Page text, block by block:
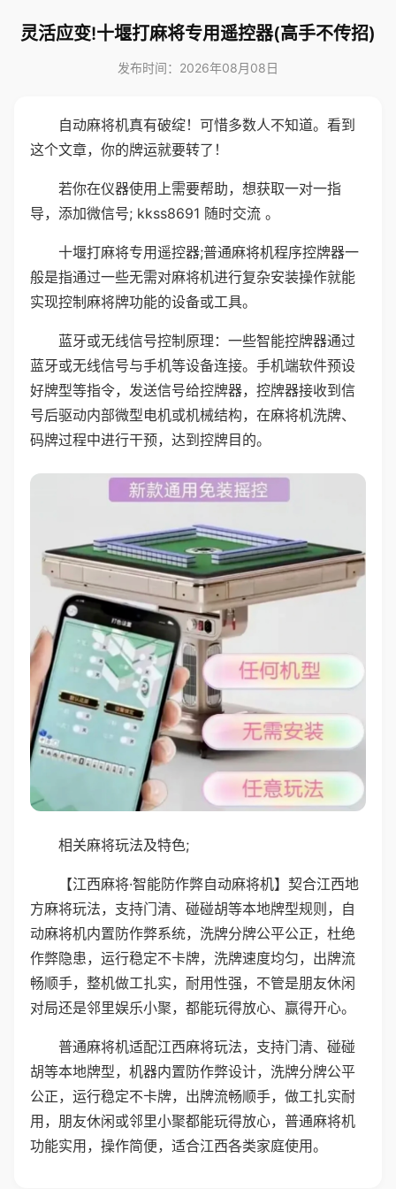
灵活应变!十堰打麻将专用遥控器(高手不传招)
发布时间：2026年08月08日
自动麻将机真有破绽！可惜多数人不知道。看到
这个文章，你的牌运就要转了！
若你在仪器使用上需要帮助，想获取一对一指
导，添加微信号; kkss8691 随时交流 。
十堰打麻将专用遥控器;普通麻将机程序控牌器一
般是指通过一些无需对麻将机进行复杂安装操作就能
实现控制麻将牌功能的设备或工具。
蓝牙或无线信号控制原理：一些智能控牌器通过
蓝牙或无线信号与手机等设备连接。手机端软件预设
好牌型等指令，发送信号给控牌器，控牌器接收到信
号后驱动内部微型电机或机械结构，在麻将机洗牌、
码牌过程中进行干预，达到控牌目的。
相关麻将玩法及特色;
【江西麻将·智能防作弊自动麻将机】契合江西地
方麻将玩法，支持门清、碰碰胡等本地牌型规则，自
动麻将机内置防作弊系统，洗牌分牌公平公正，杜绝
作弊隐患，运行稳定不卡牌，洗牌速度均匀，出牌流
畅顺手，整机做工扎实，耐用性强，不管是朋友休闲
对局还是邻里娱乐小聚，都能玩得放心、赢得开心。
普通麻将机适配江西麻将玩法，支持门清、碰碰
胡等本地牌型，机器内置防作弊设计，洗牌分牌公平
公正，运行稳定不卡牌，出牌流畅顺手，做工扎实耐
用，朋友休闲或邻里小聚都能玩得放心，普通麻将机
功能实用，操作简便，适合江西各类家庭使用。